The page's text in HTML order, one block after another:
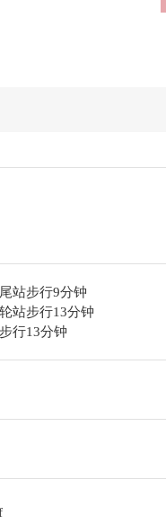
站步行9分钟
站步行13分钟
行13分钟